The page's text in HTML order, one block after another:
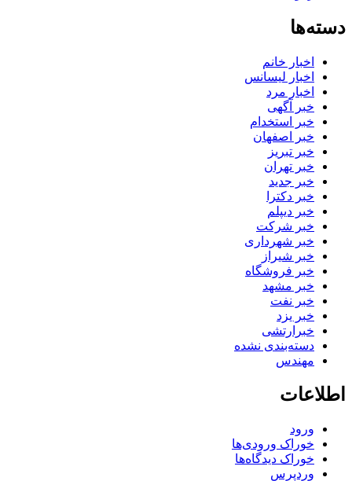
دسته‌ها
اخبار خانم
اخبار لیسانس
اخبار مرد
خبر آگهی
خبر استخدام
خبر اصفهان
خبر تبریز
خبر تهران
خبر جدید
خبر دکترا
خبر دیپلم
خبر شرکت
خبر شهرداری
خبر شیراز
خبر فروشگاه
خبر مشهد
خبر نفت
خبر یزد
خبرارتشی
دسته‌بندی نشده
مهندس
اطلاعات
ورود
خوراک ورودی‌ها
خوراک دیدگاه‌ها
وردپرس